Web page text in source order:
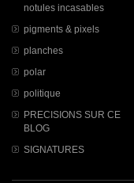
notules incasables
pigments & pixels
planches
polar
politique
PRECISIONS SUR CE
BLOG
SIGNATURES